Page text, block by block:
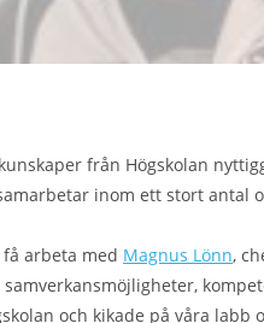
från Högskolan
inom ett stort antal
arbeta med Magnus Lönn,
och kikade på våra labb